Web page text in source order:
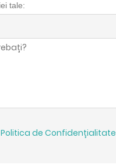
Politica de Confidențialitate